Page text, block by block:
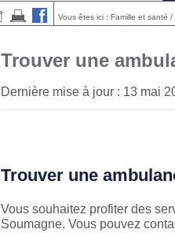
Vous êtes ici : Famille et santé
Trouver une
Dernière mise à jour : 13 mai
Trouver une
Vous souhaitez profiter des
Soumagne. Vous pouvez